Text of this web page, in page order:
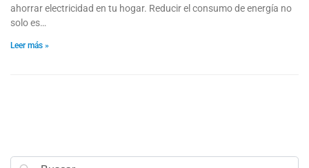
ahorrar electricidad en tu hogar. Reducir el consumo de energía no
solo es…
Leer más »